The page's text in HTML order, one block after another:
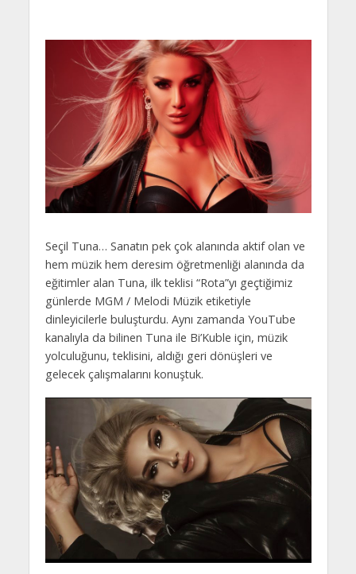
Seçil Tuna… Sanatın pek çok alanında aktif olan ve
hem müzik hem deresim öğretmenliği alanında da
eğitimler alan Tuna, ilk teklisi “Rota”yı geçtiğimiz
günlerde MGM / Melodi Müzik etiketiyle
dinleyicilerle buluşturdu. Aynı zamanda YouTube
kanalıyla da bilinen Tuna ile Bi’Kuble için, müzik
yolculuğunu, teklisini, aldığı geri dönüşleri ve
gelecek çalışmalarını konuştuk.